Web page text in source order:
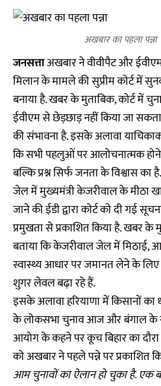
अखबार का पहला पन्ना
जनसत्ताअखबार ने वीवीपैट और
मिलान के मामले की सुप्रीम कोर्ट में
बनाया है. खबर के मुताबिक, कोर्ट में
ईवीएम से छेड़छाड़ नहीं किया जा सकता.
की संभावना है. इसके अलावा
कि सभी पहलुओं पर आलोचनात्मक
बल्कि प्रश्न सिर्फ जनता के विश्वास का है.
जेल में मुख्यमंत्री केजरीवाल के मीठा
जाने की ईडी द्वारा कोर्ट को दी गई
प्रमुखता से प्रकाशित किया है. खबर के
बताया कि केजरीवाल जेल में मिठाई,
स्वास्थ्य आधार पर जमानत लेने के
शुगर लेवल बढ़ा रहे हैं.
इसके अलावा हरियाणा में किसानों का
के लोकसभा चुनाव आज और बंगाल के
आयोग के कहने पर कूच बिहार का दौरा
को अखबार ने पहले पन्ने पर प्रकाशित
आम चुनावों का ऐलान हो चुका है. एक